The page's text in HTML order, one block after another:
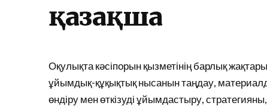
қазақша
Оқулықта кәсіпорын қызметінің барлық
ұйымдық-құқықтық нысанын таңдау,
өндіру мен өткізуді ұйымдастыру,